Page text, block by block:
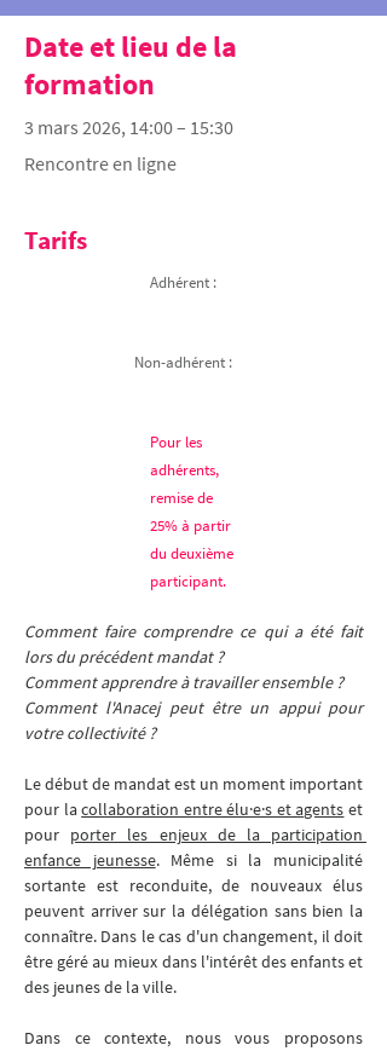
Date et lieu de la
formation
3 mars 2026, 14:00 – 15:30
Rencontre en ligne
Tarifs
Adhérent :
Non-adhérent :
Pour les
adhérents,
remise de
25% à partir
du deuxième
participant.
Comment faire comprendre ce qui a été fait
lors du précédent mandat ?
Comment apprendre à travailler ensemble ?
Comment l'Anacej peut être un appui pour
votre collectivité ?
Le début de mandat est un moment important
pour la collaboration entre élu·e·s et agents et
pour porter les enjeux de la participation
enfance jeunesse. Même si la municipalité
sortante est reconduite, de nouveaux élus
peuvent arriver sur la délégation sans bien la
connaître. Dans le cas d'un changement, il doit
être géré au mieux dans l'intérêt des enfants et
des jeunes de la ville.
Dans ce contexte, nous vous proposons